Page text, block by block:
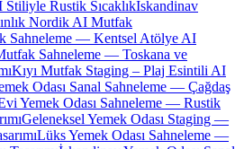
Rustik Sıcaklıkİskandinav
Nordik AI Mutfak
Sahneleme — Kentsel Atölye AI
Sahneleme — Toskana ve
Kıyı Mutfak Staging – Plaj Esintili AI
Odası Sanal Sahneleme — Çağdaş
Yemek Odası Sahneleme — Rustik
Geleneksel Yemek Odası Staging —
Lüks Yemek Odası Sahneleme —